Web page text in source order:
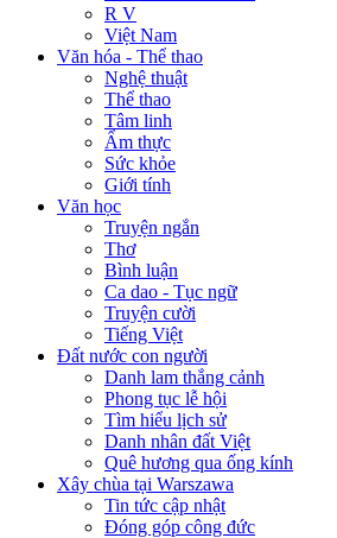
R V
Việt Nam
Văn hóa - Thể thao
Nghệ thuật
Thể thao
Tâm linh
Ẩm thực
Sức khỏe
Giới tính
Văn học
Truyện ngắn
Thơ
Bình luận
Ca dao - Tục ngữ
Truyện cười
Tiếng Việt
Đất nước con người
Danh lam thắng cảnh
Phong tục lễ hội
Tìm hiểu lịch sử
Danh nhân đất Việt
Quê hương qua ống kính
Xây chùa tại Warszawa
Tin tức cập nhật
Đóng góp công đức